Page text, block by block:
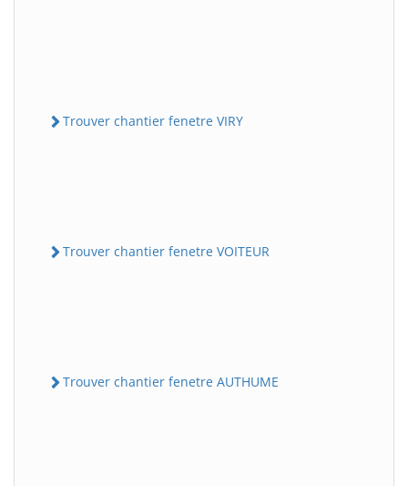
Trouver chantier fenetre VIRY
Trouver chantier fenetre VOITEUR
Trouver chantier fenetre AUTHUME